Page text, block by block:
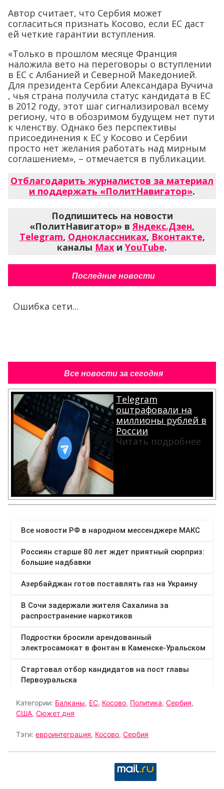
Автор считает, что Сербия может
согласиться признать Косово, если ЕС даст
ей четкие гарантии вступления.
«Только в прошлом месяце Франция
наложила вето на переговоры о вступлении
в ЕС с Албанией и Северной Македонией.
Для президента Сербии Александара Вучича
, чья страна получила статус кандидата в ЕС
в 2012 году, этот шаг сигнализировал всему
региону, что в обозримом будущем нет пути
к членству. Однако без перспективы
присоединения к ЕС у Косово и Сербии
просто нет желания работать над мирным
соглашением», – отмечается в публикации.
Отблагодарить журналистов за материал
и поддержать «ПолитНавигатор».
Подпишитесь на новости
«ПолитНавигатор» вЯндекс.Дзен,
Telegram, Одноклассниках, Вконтакте,
каналы Max и YouTube.
Последние новости
Ошибка сети...
Все новости за сегодня
Telegram
оштрафовали на
миллионы рублей в
России
Читать подробнее
Категории: Балканы, ЕС, Косово, Политика, Сербия,
США, Сюжет дня
Тэги: евроинтеграция, Косово, Сербия